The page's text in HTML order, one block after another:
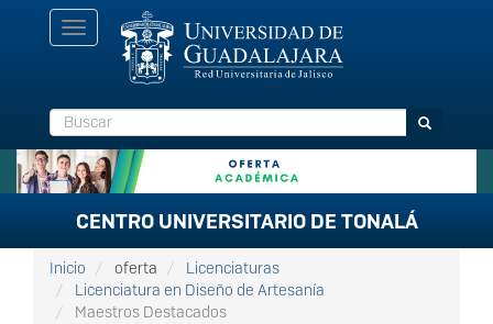
Toggle
navigation
Buscar Buscar
CENTRO UNIVERSITARIO DE TONALÁ
Inicio oferta
Licenciaturas
Licenciatura en Diseño de Artesanía
Maestros Destacados